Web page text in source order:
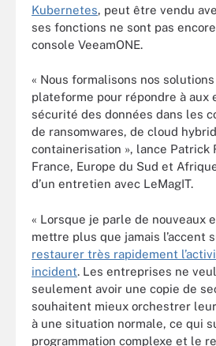
Kubernetes, peut être vendu
ses fonctions ne sont pas
console VeeamONE.
« Nous formalisons nos
plateforme pour répondre à aux
sécurité des données dans les
de ransomwares, de cloud
containerisation », lance Patrick
France, Europe du Sud et
d’un entretien avec LeMagIT.
« Lorsque je parle de nouveaux
mettre plus que jamais l’accent
restaurer très rapidement
incident. Les entreprises ne
seulement avoir une copie de
souhaitent mieux orchestrer
à une situation normale, ce qui
programmation complexe et le